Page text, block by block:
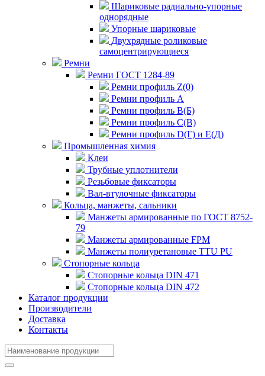
Шариковые радиально-упорные
однорядные
Упорные шариковые
Двухрядные роликовые
самоцентрирующиеся
Ремни
Ремни ГОСТ 1284-89
Ремни профиль Z(0)
Ремни профиль А
Ремни профиль В(Б)
Ремни профиль С(В)
Ремни профиль D(Г) и E(Д)
Промышленная химия
Клеи
Трубные уплотнители
Резьбовые фиксаторы
Вал-втулочные фиксаторы
Кольца, манжеты, сальники
Манжеты армированные по ГОСТ 8752-
79
Манжеты армированные FPM
Манжеты полиуретановые TTU PU
Стопорные кольца
Стопорные кольца DIN 471
Стопорные кольца DIN 472
Каталог продукции
Производители
Доставка
Контакты